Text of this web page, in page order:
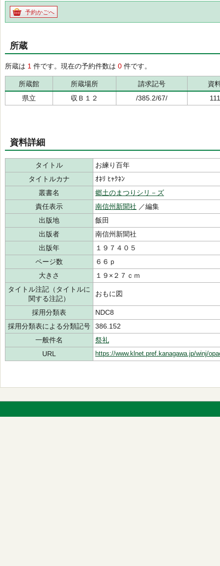
予約かごへ
所蔵
所蔵は 1 件です。現在の予約件数は 0 件です。
所蔵館 所蔵場所 請求記号
資
県立
収Ｂ１２ /385.2/67/
資料詳細
タイトル
お練り百年
タイトルカナ
ｵﾈﾘ ﾋｬｸﾈﾝ
叢書名
郷土のまつりシリ－ズ
責任表示
南信州新聞社 ／編集
出版地
飯田
出版者
南信州新聞社
出版年
１９７４０５
ページ数
６６ｐ
大きさ
１９×２７ｃｍ
タイトル注記（タイトルに
関する注記）
おもに図
採用分類表
NDC8
採用分類表による分類記号
386.152
一般件名
祭礼
URL
https://www.klnet.pref.kanagawa.jp/winj/